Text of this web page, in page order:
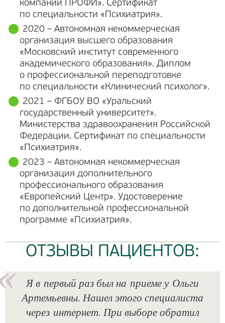
компаний ПРОФИ». Сертификат
по специальности «Психиатрия».
2020 – Автономная некоммерческая
организация высшего образования
«Московский институт современного
академического образования». Диплом
о профессиональной переподготовке
по специальности «Клинический психолог».
2021 – ФГБОУ ВО «Уральский
государственный университет».
Министерства здравоохранения Российской
Федерации. Сертификат по специальности
«Психиатрия».
2023 – Автономная некоммерческая
организация дополнительного
профессионального образования
«Европейский Центр». Удостоверение
по дополнительной профессиональной
программе «Психиатрия».
ОТЗЫВЫ ПАЦИЕНТОВ:
Я в первый раз был на приеме у Ольги
Артемьевны. Нашел этого специалиста
через интернет. При выборе обратил